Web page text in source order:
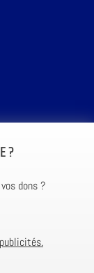
?
dons ?